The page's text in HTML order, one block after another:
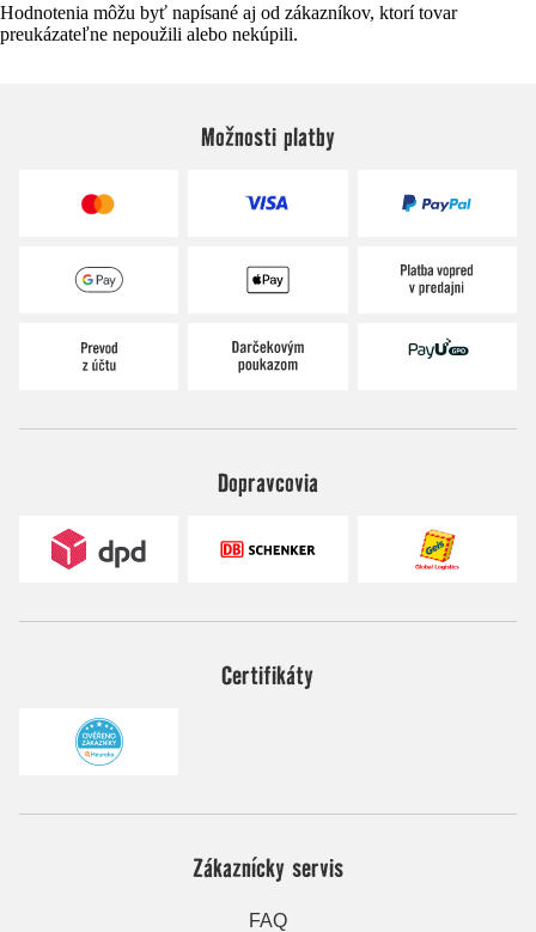
Hodnotenia môžu byť napísané aj od zákazníkov, ktorí tovar
preukázateľne nepoužili alebo nekúpili.
Možnosti platby
Dopravcovia
Certifikáty
Zákaznícky servis
FAQ